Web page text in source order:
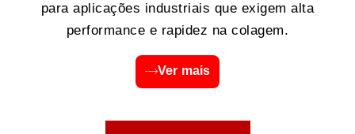
para aplicações industriais que exigem alta
performance e rapidez na colagem.
Ver mais